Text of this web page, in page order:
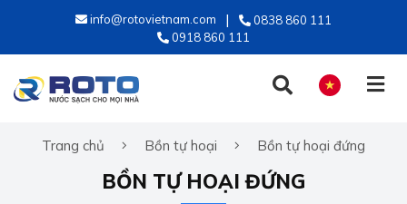
info@rotovietnam.com
0838 860 111
0918 860 111
TIẾNG VIỆT
Trang chủ Bồn tự hoại Bồn tự hoại đứng
BỒN TỰ HOẠI ĐỨNG